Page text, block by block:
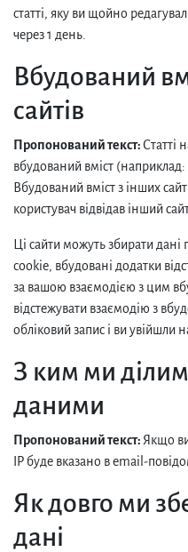
статті, яку ви щойно
через 1 день.
Вбудований
сайтів
Пропонований текст: Статті
вбудований вміст (наприклад:
Вбудований вміст з інших
користувач відвідав інший
Ці сайти можуть збирати
cookie, вбудовані додатки
за вашою взаємодією з цим
відстежувати взаємодію з
обліковий запис і ви увійшли
З ким ми
даними
Пропонований текст: Якщо
IP буде вказано в email-
Як довго ми
дані